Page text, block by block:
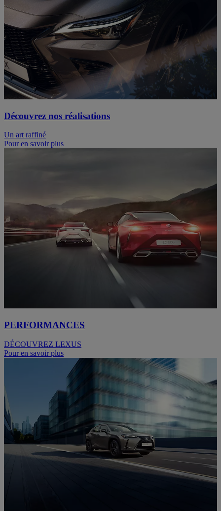
Découvrez nos réalisations
Un art raffiné
Pour en savoir plus
PERFORMANCES
DÉCOUVREZ LEXUS
Pour en savoir plus